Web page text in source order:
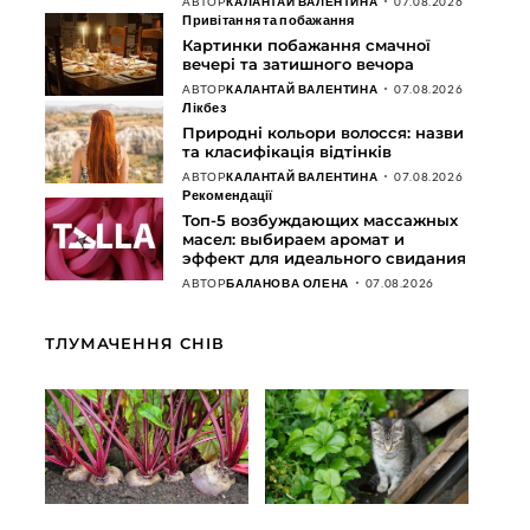
Привітання та побажання
Картинки побажання смачної
вечері та затишного вечора
АВТОРКАЛАНТАЙ ВАЛЕНТИНА 07.08.2026
Лікбез
Природні кольори волосся: назви
та класифікація відтінків
АВТОРКАЛАНТАЙ ВАЛЕНТИНА 07.08.2026
Рекомендації
Топ-5 возбуждающих массажных
масел: выбираем аромат и
эффект для идеального свидания
АВТОРБАЛАНОВА ОЛЕНА 07.08.2026
ТЛУМАЧЕННЯ СНІВ